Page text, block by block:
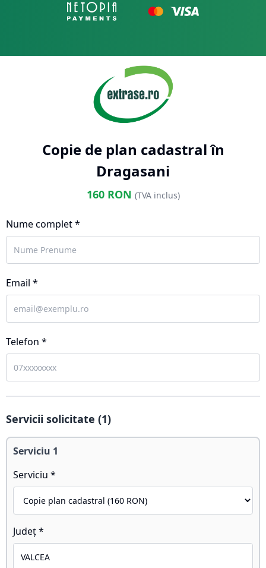
Copie de plan cadastral în
Dragasani
160RON (TVA inclus)
Nume complet *
Email *
Telefon *
Servicii solicitate (1)
Serviciu 1
Serviciu *
Județ *